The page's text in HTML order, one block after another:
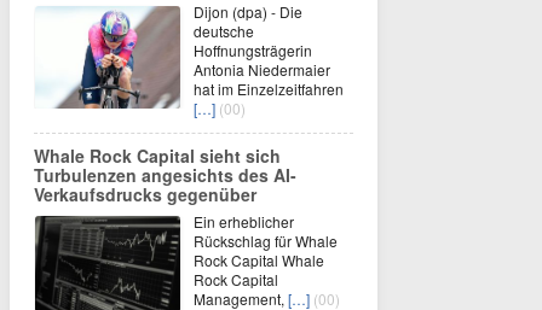
Dijon (dpa) - Die
deutsche
Hoffnungsträgerin
Antonia Niedermaier
hat im Einzelzeitfahren
[…] (00)
Whale Rock Capital sieht sich
Turbulenzen angesichts des AI-
Verkaufsdrucks gegenüber
Ein erheblicher
Rückschlag für Whale
Rock Capital Whale
Rock Capital
Management, […] (00)